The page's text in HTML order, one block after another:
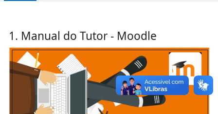
1. Manual do Tutor - Moodle